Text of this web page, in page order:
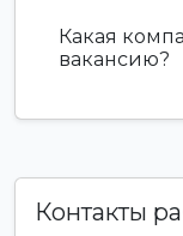
Какая
вакансию?
Контакты